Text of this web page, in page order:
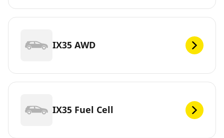
IX35 AWD
IX35 Fuel Cell